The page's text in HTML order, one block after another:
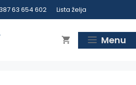
63 654 602 Lista želja
Menu